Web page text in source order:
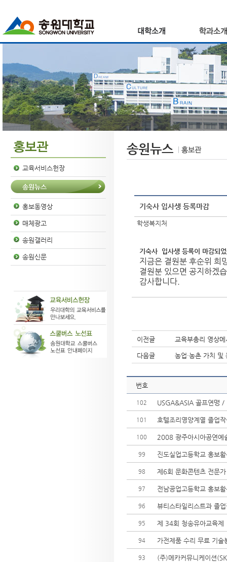
교육서비스헌장
송원뉴스
홍보동영상
매체광고
송원갤러리
송원신문
송원뉴스
기숙사 입사생 등록마감
학생복지처
기숙사 입사생 등록이 마감되
지금은 결원분 후순위 희
결원분 있으면 공지하겠
감사합니다.
이전글 교육부총리 영상메
다음글 농업·농촌 가치 및
번호
102 USGA&ASIA 골프연맹 /
101 호텔조리영양계열 졸업
100 2008 광주아시아공연예
99 진도실업고등학교 홍보
98 제6회 문화콘텐츠 전문
97 전남공업고등학교 홍보
96 뷰티스타일리스트과 졸
95 제 34회 청송유아교육제
94 가전제품 수리 무료 기술
93 (주)메카커뮤니케이션